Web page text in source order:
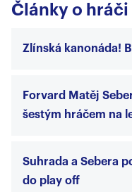
Články o hráči
Zlínská kanonáda!
Forvard Matěj
šestým hráčem na
Suhrada a Sebera
do play off